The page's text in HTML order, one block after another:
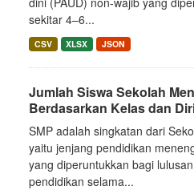
sekitar 4–6...
CSV XLSX JSON
Jumlah Siswa Sekolah
Berdasarkan Kelas dan
SMP adalah singkatan dari
yaitu jenjang pendidikan
yang diperuntukkan bagi
pendidikan selama...